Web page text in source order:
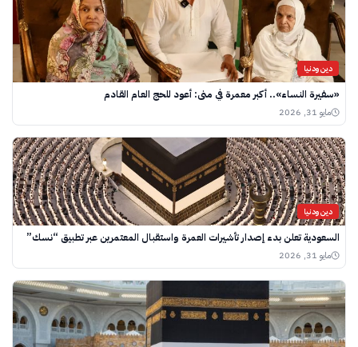
دين ودنيا
«سفيرة النساء».. أكبر معمرة في منى: أعود للحج العام القادم
مايو 31, 2026
دين ودنيا
السعودية تعلن بدء إصدار تأشيرات العمرة واستقبال المعتمرين عبر تطبيق “نسك”
مايو 31, 2026